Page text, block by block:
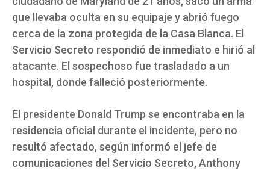
que llevaba oculta en su equipaje y abrió fuego
cerca de la zona protegida de la Casa Blanca. El
Servicio Secreto respondió de inmediato e hirió al
atacante. El sospechoso fue trasladado a un
hospital, donde falleció posteriormente.
El presidente Donald Trump se encontraba en la
residencia oficial durante el incidente, pero no
resultó afectado, según informó el jefe de
comunicaciones del Servicio Secreto, Anthony